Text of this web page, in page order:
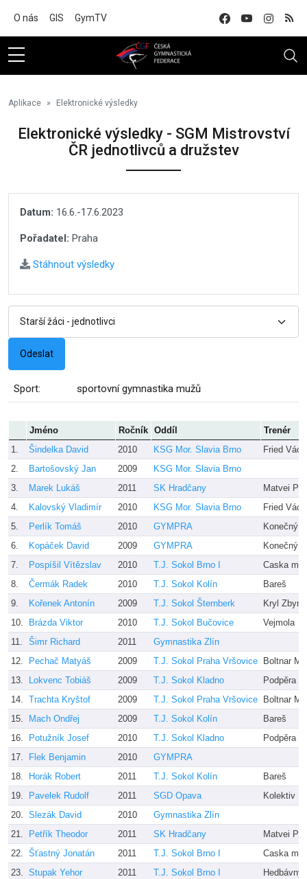
O nás GIS GymTV
Aplikace Elektronické výsledky
Elektronické výsledky - SGM Mistrovství
ČR jednotlivců a družstev
Datum: 16.6.-17.6.2023
Pořadatel: Praha
Stáhnout výsledky
Sport: sportovní gymnastika mužů
Jméno Ročník Oddíl
Trenér
1.
Šindelka David 2010 KSG Mor. Slavia Brno
Fried
2.
Bartošovský Jan 2009
KSG Mor. Slavia Brno
3.
Marek Lukáš 2011 SK Hradčany
Matvei
4.
Kalovský Vladimír 2010 KSG Mor. Slavia Brno
Fried
5.
Perlík Tomáš 2010 GYMPRA
Konečný
6.
Kopáček David 2009 GYMPRA
Konečný,
7.
Pospíšil Vítězslav 2010 T.J. Sokol Brno I
Caska
8.
Čermák Radek 2010 T.J. Sokol Kolín
Bareš
9.
Kořenek Antonín 2009 T.J. Sokol Šternberk
Kryl
10.
Brázda Viktor 2010 T.J. Sokol Bučovice
Vejmola
11.
Šimr Richard 2011
Gymnastika Zlín
12.
Pechač Matyáš 2009 T.J. Sokol Praha Vršovice
Boltnar
13.
Lokvenc Tobiáš 2009 T.J. Sokol Kladno
Podpěra
14. Trachta Kryštof 2009 T.J. Sokol Praha Vršovice
Boltnar
15.
Mach Ondřej 2009 T.J. Sokol Kolín
Bareš
16.
Potužník Josef 2010 T.J. Sokol Kladno
Podpěra
17.
Flek Benjamin 2010
GYMPRA
18.
Horák Robert 2011 T.J. Sokol Kolín
Bareš
19.
Pavelek Rudolf 2011 SGD Opava
Kolektiv
20. Slezák David 2010
Gymnastika Zlín
21.
Petřík Theodor 2011 SK Hradčany
Matvei
22. Šťastný Jonatán 2011 T.J. Sokol Brno I
Caska
23. Stupak Yehor 2011 T.J. Sokol Brno I